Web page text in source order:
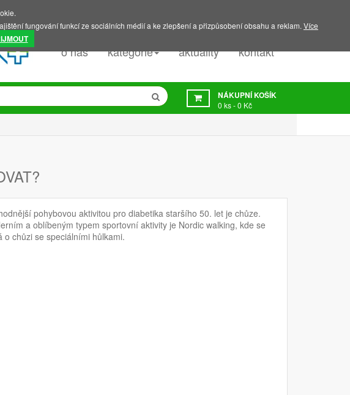
o nás kategorie aktuality kontakt
NÁKUPNÍ KOŠÍK
0 ks -0 Kč
pohybovou aktivitou pro diabetika staršího 50. let je chůze.
a oblíbeným typem sportovní aktivity je Nordic walking, kde se
o chůzi se speciálními hůlkami.
fungování funkcí ze sociálních médií a ke zlepšení a přizpůsobení obsahu a reklam. Více